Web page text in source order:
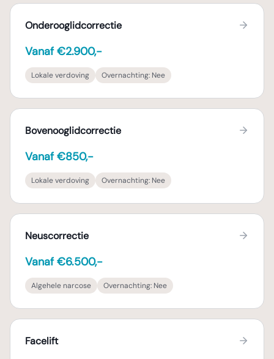
Onderooglidcorrectie
Vanaf €2.900,-
Lokale verdoving Overnachting: Nee
Bovenooglidcorrectie
Vanaf €850,-
Lokale verdoving Overnachting: Nee
Neuscorrectie
Vanaf €6.500,-
Algehele narcose Overnachting: Nee
Facelift